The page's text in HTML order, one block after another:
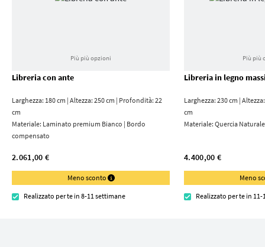
Più più opzioni
Libreria con ante
Larghezza: 180 cm | Altezza: 250 cm | Profondità: 22
cm
Materiale: Laminato premium Bianco | Bordo
compensato
2.061,00 €
Meno sconto
Realizzato per te in 8-11 settimane
Più più
Libreria in legno
Larghezza: 230 cm |
cm
Materiale:Quercia
4.400,00 €
Meno
Realizzato per te in